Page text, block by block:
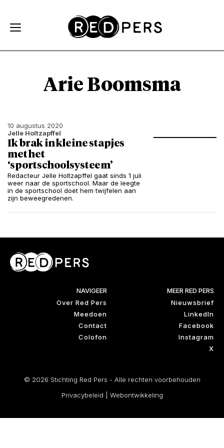
Arie Boomsma
10 augustus 2020
Jelle Holtzapffel
Ik brak in kleine stapjes
met het
‘sportschoolsysteem’
Redacteur Jelle Holtzapffel gaat sinds 1 juli
weer naar de sportschool. Maar de leegte
in de sportschool doet hem twijfelen aan
zijn beweegredenen.
NAVIGEER
Over Red Pers
Meedoen
Contact
Colofon
MEER RED PERS
Nieuwsbrief
LinkedIn
Facebook
Instagram
X
© 2026 Stichting Red Pers - Alle rechten voorbehouden
Privacybeleid
Webontwikkeling